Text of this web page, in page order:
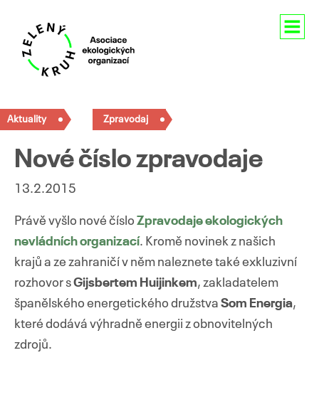
Členství
Pro média
Kontakty
Aktuality Zpravodaj
Nové číslo zpravodaje
13.2.2015
Právě vyšlo nové číslo Zpravodaje ekologických
nevládních organizací. Kromě novinek z našich
krajů a ze zahraničí v něm naleznete také exkluzivní
rozhovor sGijsbertem Huijinkem, zakladatelem
španělského energetického družstva Som Energia,
které dodává výhradně energii z obnovitelných
zdrojů.